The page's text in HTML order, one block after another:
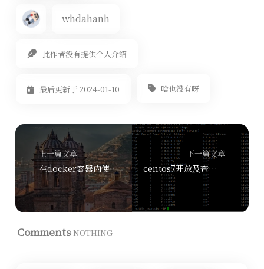
whdahanh
此作者没有提供个人介绍
最后更新于 2024-01-10 啥也没有呀
上一篇文章
在docker容器内使用ProcDump for linux 自动创建dump
下一篇文章
centos7开放及查看端口
Comments NOTHING